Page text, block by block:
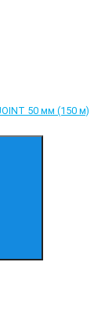
50 мм (150 м)